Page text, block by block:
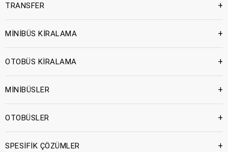
TRANSFER +
MİNİBÜS KİRALAMA +
OTOBÜS KİRALAMA +
MİNİBÜSLER +
OTOBÜSLER +
SPESİFİK ÇÖZÜMLER +